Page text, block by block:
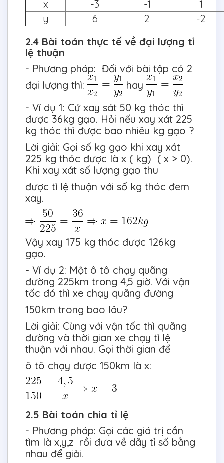
x -3 -1
1
y
6 2
-2
2.4 Bài toán thực tế về đại lượng tỉ
lệ thuận
- Phương pháp: Đối với bài tập có 2
đại lượng thì:
hay
- Ví dụ 1: Cứ xay sát 50 kg thóc thì
được 36kg gạo. Hỏi nếu xay xát 225
kg thóc thì được bao nhiêu kg gạo ?
Lời giải: Gọi số kg gạo khi xay xát
225 kg thóc được là x ( kg) ( x > 0).
Khi xay xát số lượng gạo thu
được tỉ lệ thuận với số kg thóc đem
xay.
Vậy xay 175 kg thóc được 126kg
gạo.
- Ví dụ 2: Một ô tô chạy quãng
đường 225km trong 4,5 giờ. Với vận
tốc đó thì xe chạy quãng đường
150km trong bao lâu?
Lời giải: Cùng với vận tốc thì quãng
đường và thời gian xe chạy tỉ lệ
thuận với nhau. Gọi thời gian để
ô tô chạy được 150km là x:
2.5 Bài toán chia tỉ lệ
- Phương pháp: Gọi các giá trị cần
tìm là x,y,z rồi đưa về dãy tỉ số bằng
nhau để giải.